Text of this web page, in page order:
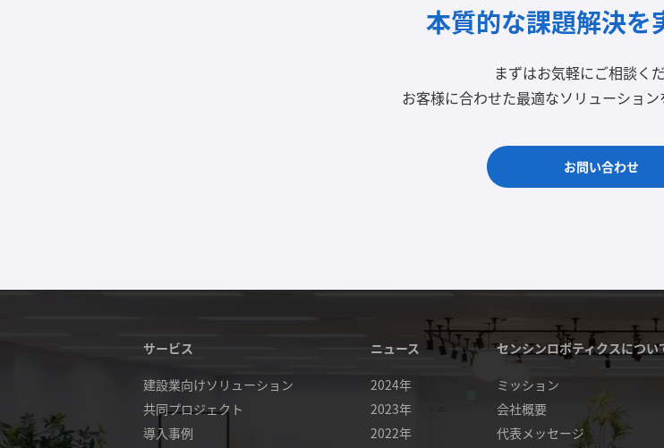
本質的な課題解決を
まずはお気軽にご相談くだ
お客様に合わせた最適なソリューション
お問い合わせ
サービス
建設業向けソリューション
共同プロジェクト
導入事例
ニュース
2024年
2023年
2022年
センシンロボティクスについ
ミッション
会社概要
代表メッセージ